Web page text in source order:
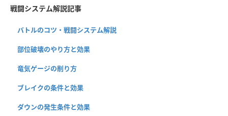
戦闘システム解説記事
バトルのコツ・戦闘システム解説
部位破壊のやり方と効果
竜気ゲージの削り方
ブレイクの条件と効果
ダウンの発生条件と効果